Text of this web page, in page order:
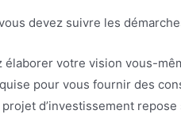
devez suivre les
élaborer votre vision vous-
pour vous fournir des
d’investissement